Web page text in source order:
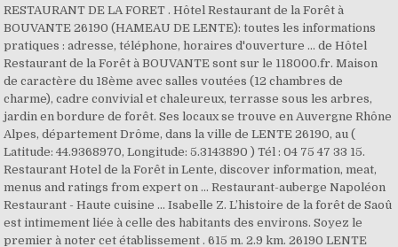
RESTAURANT DE LA FORET . Hôtel Restaurant de la Forêt à
BOUVANTE 26190 (HAMEAU DE LENTE): toutes les informations
pratiques : adresse, téléphone, horaires d'ouverture ... de Hôtel
Restaurant de la Forêt à BOUVANTE sont sur le 118000.fr. Maison
de caractère du 18ème avec salles voutées (12 chambres de
charme), cadre convivial et chaleureux, terrasse sous les arbres,
jardin en bordure de forêt. Ses locaux se trouve en Auvergne Rhône
Alpes, département Drôme, dans la ville de LENTE 26190, au (
Latitude: 44.9368970, Longitude: 5.3143890 ) Tél : 04 75 47 33 15.
Restaurant Hotel de la Forêt in Lente, discover information, meat,
menus and ratings from expert on ... Restaurant-auberge Napoléon
Restaurant - Haute cuisine ... Isabelle Z. L’histoire de la forêt de Saoû
est intimement liée à celle des habitants des environs. Soyez le
premier à noter cet établissement . 615 m. 2.9 km. 26190 LENTE